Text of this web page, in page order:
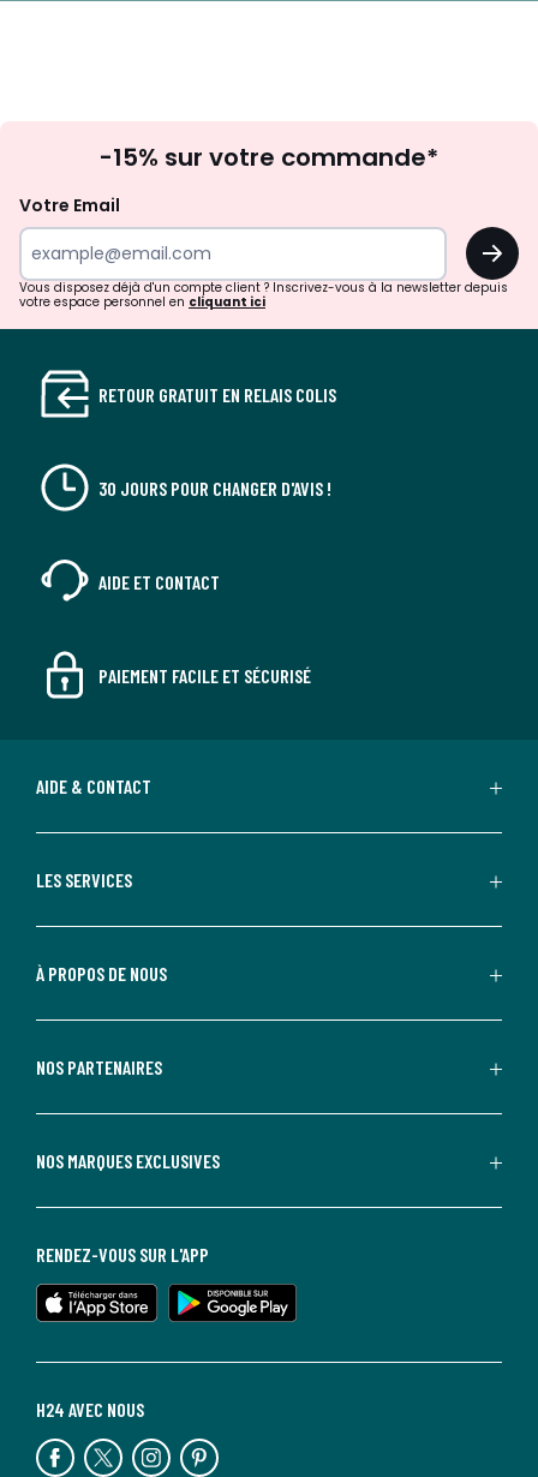
à
newsletter
-15% sur votre commande*
Votre Email
OK
Vous disposez déjà d'un compte client ? Inscrivez-vous à la newsletter depuis
votre espace personnel en cliquant ici
RETOUR GRATUIT EN RELAIS COLIS
30 JOURS POUR CHANGER D'AVIS !
AIDE ET CONTACT
PAIEMENT FACILE ET SÉCURISÉ
AIDE & CONTACT
LES SERVICES
À PROPOS DE NOUS
NOS PARTENAIRES
NOS MARQUES EXCLUSIVES
H24 AVEC NOUS
RENDEZ-VOUS SUR L'APP